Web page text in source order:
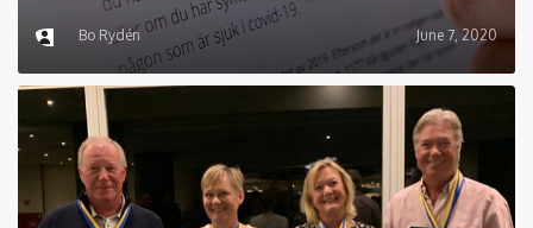
Bo Rydén June 7, 2020